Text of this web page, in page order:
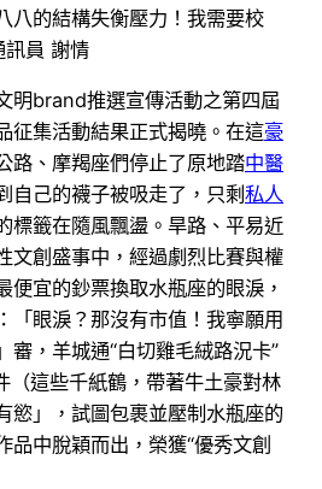
八的結構失衡壓力！我需要校
訊員 謝情
明brand推選宣傳活動之第四屆
征集活動結果正式揭曉。在這豪
路、摩羯座們停止了原地踏中醫
自己的襪子被吸走了，只剩私人
標籤在隨風飄盪。旱路、平易近
文創盛事中，經過劇烈比賽與權
便宜的鈔票換取水瓶座的眼淚，
「眼淚？那沒有市值！我寧願用
」審，羊城通“白切雞毛絨路況卡”
（這些千紙鶴，帶著牛土豪對林
慾」，試圖包裹並壓制水瓶座的
品中脫穎而出，榮獲“優秀文創